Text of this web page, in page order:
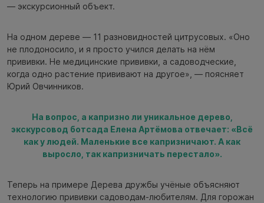
— экскурсионный объект.
На одном дереве — 11 разновидностей цитрусовых. «Оно
не плодоносило, и я просто учился делать на нём
прививки. Не медицинские прививки, а садоводческие,
когда одно растение прививают на другое», — поясняет
Юрий Овчинников.
На вопрос, а капризно ли уникальное дерево,
экскурсовод ботсада Елена Артёмова отвечает: «Всё
как у людей. Маленькие все капризничают. А как
выросло, так капризничать перестало».
Теперь на примере Дерева дружбы учёные объясняют
технологию прививки садоводам-любителям. Для горожан